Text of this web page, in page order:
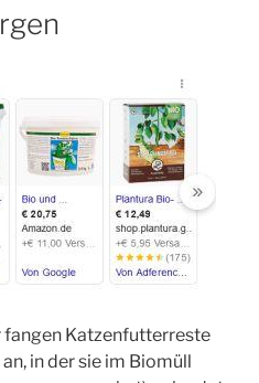
fangen Katzenfutterreste
in der sie im Biomüll